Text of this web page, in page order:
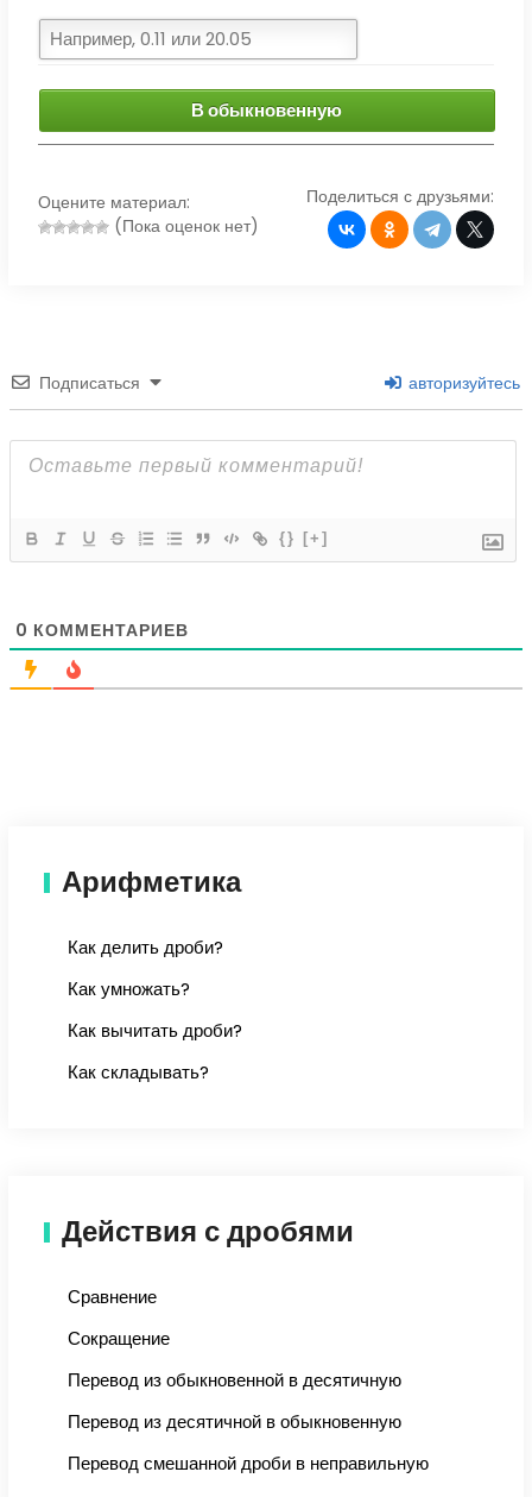
В обыкновенную
Оцените материал:
(Пока оценок нет)
Поделиться с друзьями:
Подписаться авторизуйтесь
{} [+]
0 КОММЕНТАРИЕВ
Арифметика
Как делить дроби?
Как умножать?
Как вычитать дроби?
Как складывать?
Действия с дробями
Сравнение
Сокращение
Перевод из обыкновенной в десятичную
Перевод из десятичной в обыкновенную
Перевод смешанной дроби в неправильную